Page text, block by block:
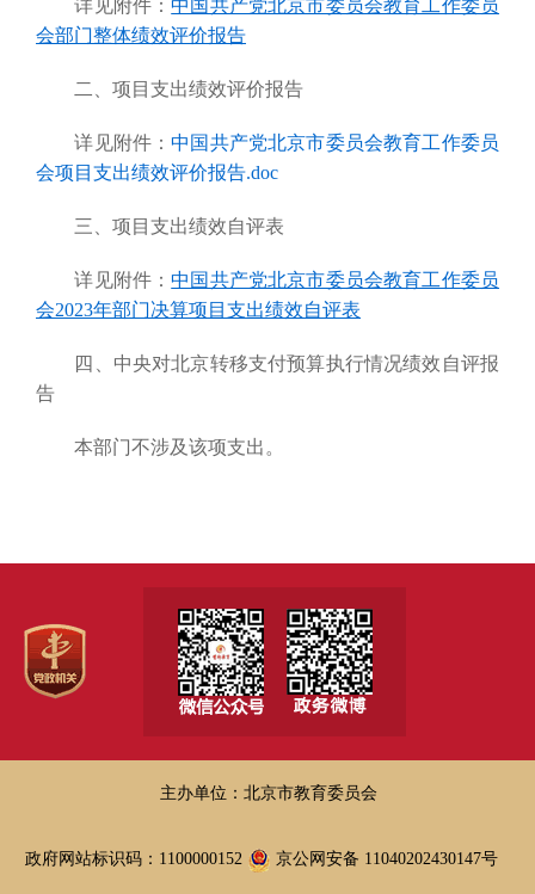
详见附件：中国共产党北京市委员会教育工作委员
会部门整体绩效评价报告
二、项目支出绩效评价报告
详见附件：中国共产党北京市委员会教育工作委员
会项目支出绩效评价报告.doc
三、项目支出绩效自评表
详 见附件：中国共产党北京市委员会教育工作委员
会2023年部门决算项目支出绩效自评表
四、中央对北京转移支付预算执行情况绩效自评报
告
本部门不涉及该项支出。
主办单位：北京市教育委员会
政府网站标识码：1100000152 京公网安备 11040202430147号